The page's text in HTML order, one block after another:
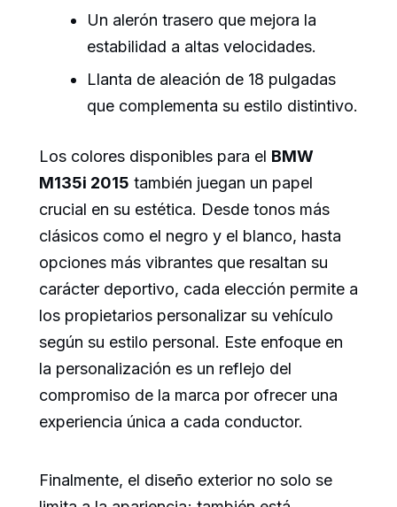
Un alerón trasero que mejora la
estabilidad a altas velocidades.
Llanta de aleación de 18 pulgadas
que complementa su estilo distintivo.
Los colores disponibles para el BMW
M135i 2015 también juegan un papel
crucial en su estética. Desde tonos más
clásicos como el negro y el blanco, hasta
opciones más vibrantes que resaltan su
carácter deportivo, cada elección permite a
los propietarios personalizar su vehículo
según su estilo personal. Este enfoque en
la personalización es un reflejo del
compromiso de la marca por ofrecer una
experiencia única a cada conductor.
Finalmente, el diseño exterior no solo se